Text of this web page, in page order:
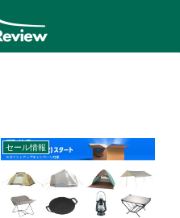
セール情報